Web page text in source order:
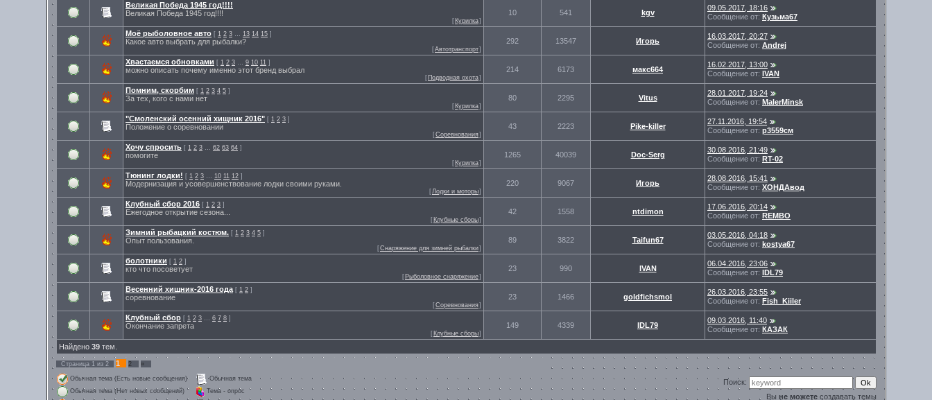
Великая Победа 1945 год!!!!
Великая Победа 1945 год!!!!
[ Курилка]
10 541 kgv
09.05.2017, 18:16
Сообщение от: Кузьма67
Моё рыболовное авто [ 1 2 3 … 13 14 15 ]
Какое авто выбрать для рыбалки?
[Автотранспорт]
292 13547 Игорь
16.03.2017, 20:27
Сообщение от: Andrej
Хвастаемся обновками [ 1 2 3 … 9 10 11 ]
можно описать почему именно этот бренд выбрал
[ Подводная охота]
214 6173 макс664
16.02.2017, 13:00
Сообщение от: IVAN
Помним, скорбим [ 1 2 3 4 5 ]
За тех, кого с нами нет
[ Курилка]
80 2295 Vitus
28.01.2017, 19:24
Сообщение от: MalerMinsk
"Смоленский осенний хищник 2016" [ 1 2 3 ]
Положение о соревновании
[Cоревнования]
43 2223 Pike-killer
27.11.2016, 19:54
Сообщение от: р3559см
Хочу спросить [ 1 2 3 … 62 63 64 ]
помогите
[ Курилка]
1265 40039 Doc-Serg
30.08.2016, 21:49
Сообщение от: RT-02
Тюнинг лодки! [ 1 2 3 … 10 11 12 ]
Модернизация и усовершенствование лодки своими руками.
[Лодки и моторы]
220 9067 Игорь
28.08.2016, 15:41
Сообщение от: ХОНДАвод
Клубный сбор 2016 [ 1 2 3 ]
Ежегодное открытие сезона...
[ Клубные сборы]
42 1558 ntdimon
17.06.2016, 20:14
Сообщение от: REMBO
Зимний рыбацкий костюм. [ 1 2 3 4 5 ]
Опыт пользования.
[Снаряжение для зимней рыбалки]
89 3822 Taifun67
03.05.2016, 04:18
Сообщение от: kostya67
болотники [ 1 2 ]
кто что посоветует
[ Рыболовное снаряжение]
23 990 IVAN
06.04.2016, 23:06
Сообщение от: IDL79
Весенний хищник-2016 года [ 1 2 ]
соревнование
[Cоревнования]
23 1466 goldfichsmol
26.03.2016, 23:55
Сообщение от: Fish_Kiiler
Клубный сбор [ 1 2 3 … 6 7 8 ]
Окончание запрета
[ Клубные сборы]
149 4339 IDL79
09.03.2016, 11:40
Сообщение от: КАЗАК
Найдено 39 тем.
Страница 1 из 2 1 2 »
Обычная тема (Есть новые сообщения)
Обычная тема
Обычная тема (Нет новых сообщений)
Тема - опрос
Поиск:
Вы не можете создавать темы